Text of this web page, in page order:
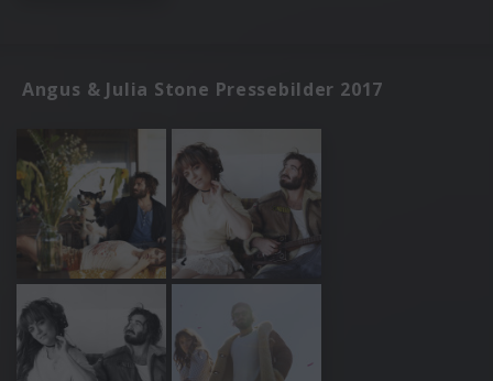
Angus & Julia Stone Pressebilder 2017